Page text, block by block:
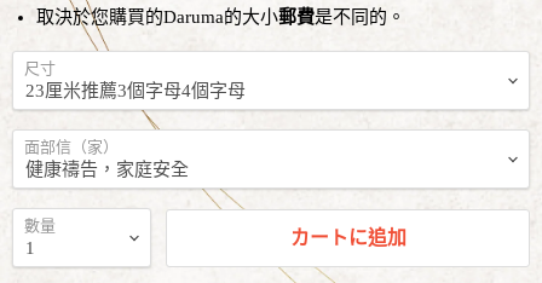
取決於您購買的Daruma的大小郵費是不同的。
尺寸
面部信（家）
數量 カートに追加